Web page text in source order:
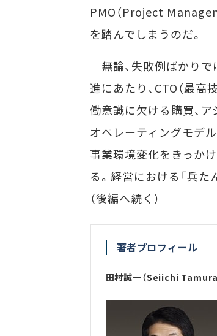
PMO（Project
を踏んでしまうのだ。
無論、失敗例ばかり
進にあたり、CTO（最高
働意識に欠ける購買、
オペレーティングモデ
事業環境変化をきっか
る。経営における「兵
（後編へ続く）
著者プロフィール
田村誠一（Seiichi Tamura